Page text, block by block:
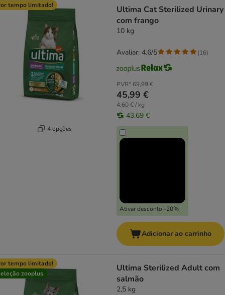
tempo limitado!
4 opções
Ultima Cat Sterilized Urinary
com frango
10 kg
PVR* 69,99 €
45,99 €
4,60 € / kg
43,69 €
Ativar desconto -20%
Avaliar: 4.6/5 (16)
Adicionar ao carrinho
tempo limitado!
zooplus
Ultima Sterilized Adult com
salmão
2,5 kg